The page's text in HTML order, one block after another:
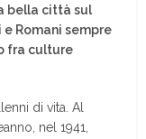
bella città sul
Romani sempre
fra culture
di vita. Al
nel 1941,